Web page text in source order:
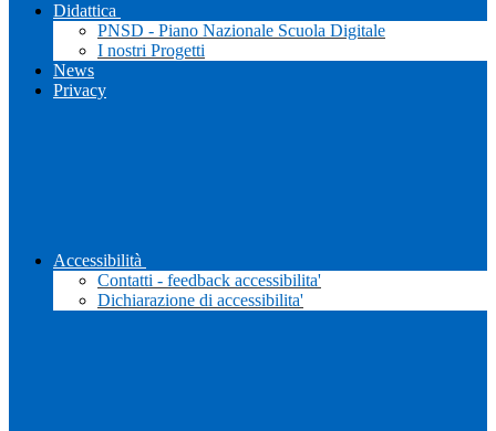
Didattica
PNSD - Piano Nazionale Scuola Digitale
I nostri Progetti
News
Privacy
Accessibilità
Contatti - feedback accessibilita'
Dichiarazione di accessibilita'